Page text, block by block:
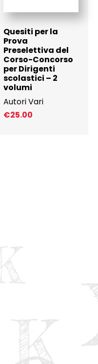
Quesiti per la
Prova
Preselettiva del
Corso-Concorso
per Dirigenti
scolastici – 2
volumi
Autori Vari
€25.00